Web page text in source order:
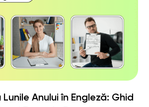
Lunile Anului în Engleză: Ghid